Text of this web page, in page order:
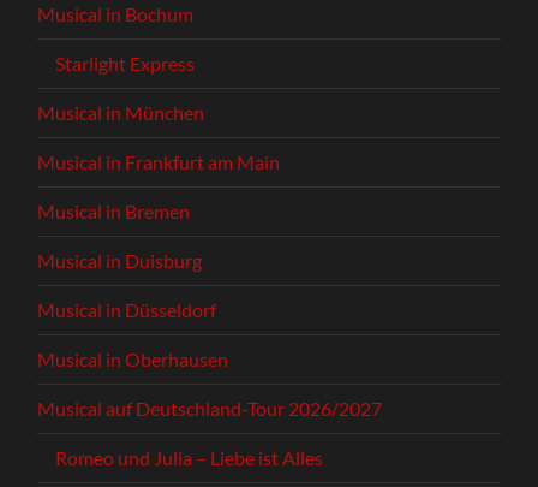
Musical in Bochum
Starlight Express
Musical in München
Musical in Frankfurt am Main
Musical in Bremen
Musical in Duisburg
Musical in Düsseldorf
Musical in Oberhausen
Musical auf Deutschland-Tour 2026/2027
Romeo und Julia – Liebe ist Alles